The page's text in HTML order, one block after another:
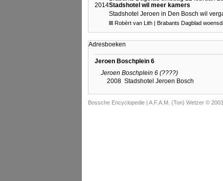
2014Stadshotel wil meer kamers
Stadshotel Jeroen in Den Bosch wil
Robèrt van Lith | Brabants Dagblad
Adresboeken
Jeroen Boschplein 6
Jeroen Boschplein 6 (????)
2008 Stadshotel Jeroen Bosch
Bossche Encyclopedie | A.F.A.M. (Ton) Wetzer ©